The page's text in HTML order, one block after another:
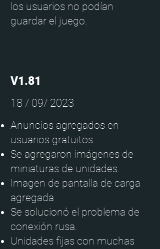
los usuarios no podían
guardar el juego.
V1.81
18 / 09/ 2023
Anuncios agregados en
usuarios gratuitos
Se agregaron imágenes de
miniaturas de unidades.
Imagen de pantalla de carga
agregada
Se solucionó el problema de
conexión rusa.
Unidades fijas con muchas